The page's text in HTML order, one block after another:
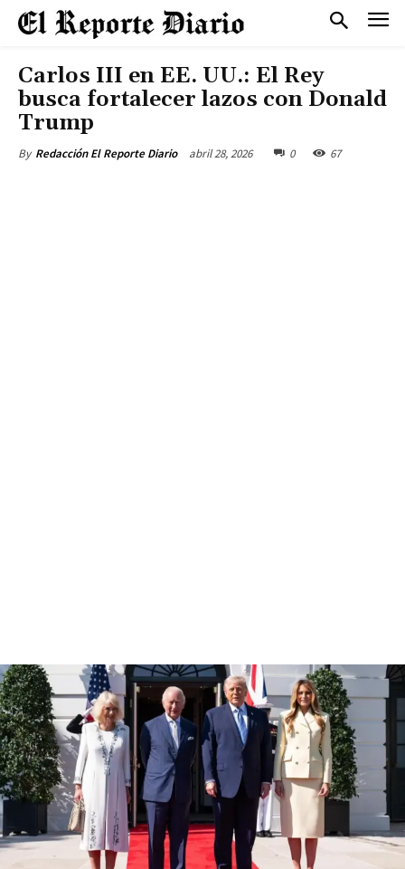
Carlos III en EE. UU.: El Rey
busca fortalecer lazos con Donald
Trump
By Redacción El Reporte Diario abril 28, 2026 0 67